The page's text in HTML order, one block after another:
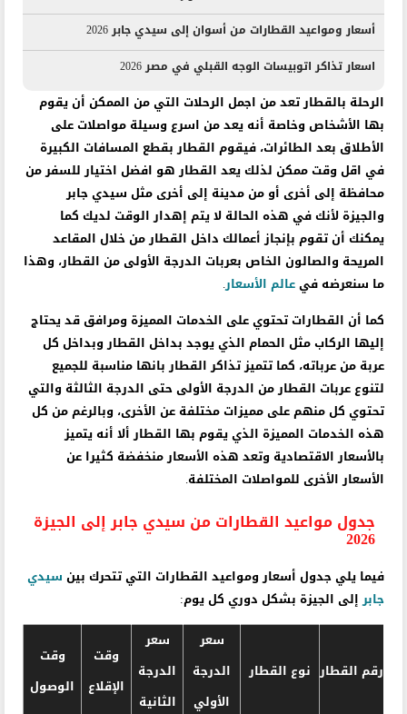
أسعار ومواعيد القطارات من أسوان إلى سيدي جابر 2026
اسعار تذاكر اتوبيسات الوجه القبلي في مصر 2026
الرحلة بالقطار تعد من اجمل الرحلات التي من الممكن أن يقوم
بها الأشخاص وخاصة أنه يعد من اسرع وسيلة مواصلات على
الأطلاق بعد الطائرات، فيقوم القطار بقطع المسافات الكبيرة
في اقل وقت ممكن لذلك يعد القطار هو افضل اختيار للسفر من
محافظة إلى أخرى أو من مدينة إلى أخرى مثل سيدي جابر
والجيزة لأنك في هذه الحالة لا يتم إهدار الوقت لديك كما
يمكنك أن تقوم بإنجاز أعمالك داخل القطار من خلال المقاعد
المريحة والصالون الخاص بعربات الدرجة الأولى من القطار، وهذا
ما سنعرضه فيعالم الأسعار.
كما أن القطارات تحتوي على الخدمات المميزة ومرافق قد يحتاج
إليها الركاب مثل الحمام الذي يوجد بداخل القطار وبداخل كل
عربة من عرباته، كما تتميز تذاكر القطار بانها مناسبة للجميع
لتنوع عربات القطار من الدرجة الأولى حتى الدرجة الثالثة والتي
تحتوي كل منهم على مميزات مختلفة عن الأخرى، وبالرغم من كل
هذه الخدمات المميزة الذي يقوم بها القطار ألا أنه يتميز
بالأسعار الاقتصادية وتعد هذه الأسعار منخفضة كثيرا عن
الأسعار الأخرى للمواصلات المختلفة.
جدول مواعيد القطارات من سيدي جابر إلى الجيزة
2026
فيما يلي جدول أسعار ومواعيد القطارات التي تتحرك بين سيدي
جابرإلى الجيزة بشكل دوري كل يوم:
رقم القطار نوع القطار
سعر
الدرجة
الأولي
سعر
الدرجة
الثانية
وقت
الإقلاع
وقت
الوصول